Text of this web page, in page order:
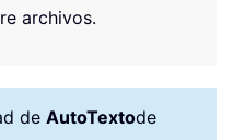
archivos.
de AutoTextode